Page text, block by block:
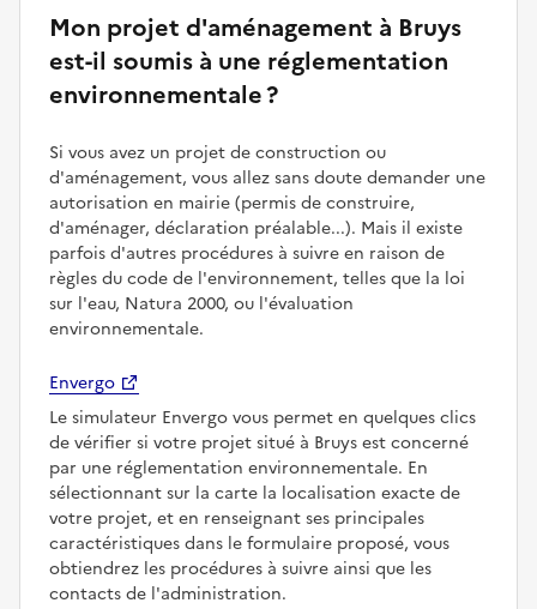
Mon projet d'aménagement à Bruys
est-il soumis à une réglementation
environnementale ?
Si vous avez un projet de construction ou
d'aménagement, vous allez sans doute demander une
autorisation en mairie (permis de construire,
d'aménager, déclaration préalable...). Mais il existe
parfois d'autres procédures à suivre en raison de
règles du code de l'environnement, telles que la loi
sur l'eau, Natura 2000, ou l'évaluation
environnementale.
Envergo
Le simulateur Envergo vous permet en quelques clics
de vérifier si votre projet situé à Bruys est concerné
par une réglementation environnementale. En
sélectionnant sur la carte la localisation exacte de
votre projet, et en renseignant ses principales
caractéristiques dans le formulaire proposé, vous
obtiendrez les procédures à suivre ainsi que les
contacts de l'administration.